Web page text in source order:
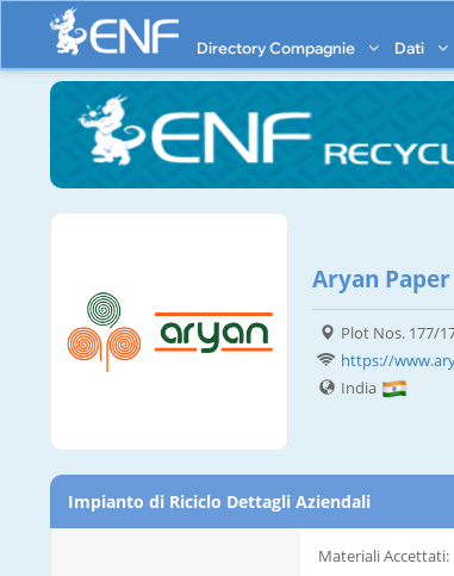
Directory Compagnie Dati
Aryan
Plot Nos. 177/
https://
India
Impianto di Riciclo Dettagli Aziendali
Materiali Accettati: